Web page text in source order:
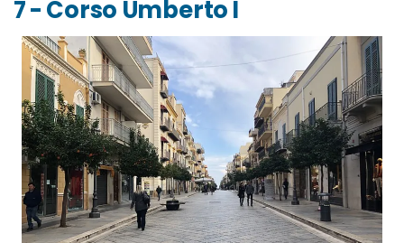
7 - Corso Umberto I